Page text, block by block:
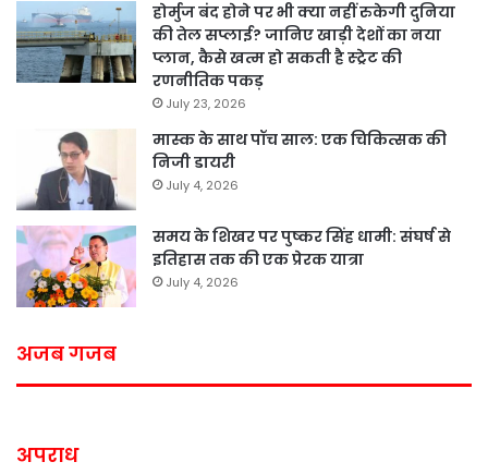
होर्मुज बंद होने पर भी क्या नहीं रुकेगी दुनिया
की तेल सप्लाई? जानिए खाड़ी देशों का नया
प्लान, कैसे खत्म हो सकती है स्ट्रेट की
रणनीतिक पकड़
July 23, 2026
मास्क के साथ पॉच साल: एक चिकित्सक की
निजी डायरी
July 4, 2026
समय के शिखर पर पुष्कर सिंह धामी: संघर्ष से
इतिहास तक की एक प्रेरक यात्रा
July 4, 2026
अजब गजब
अपराध